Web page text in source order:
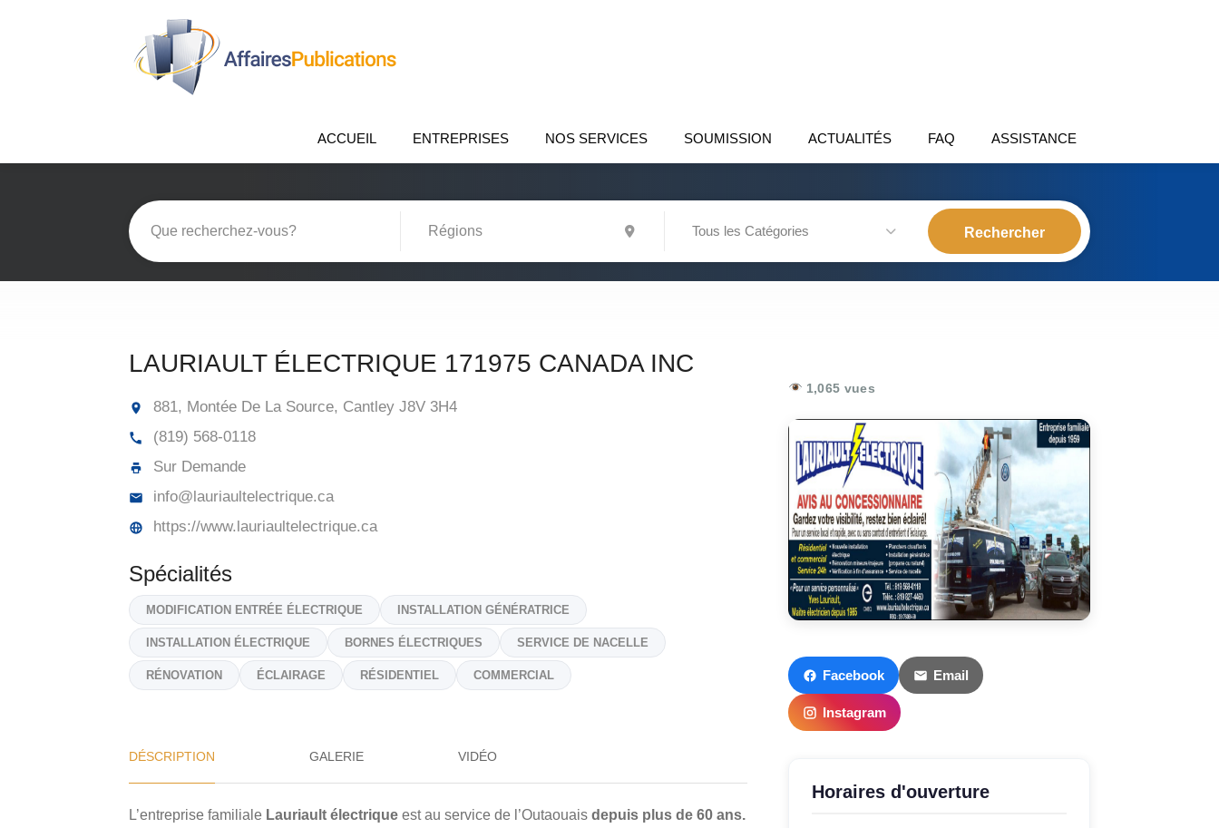
ACCUEIL ENTREPRISES NOS SERVICES SOUMISSION ACTUALITÉS FAQ ASSISTANCE
Tous les Catégories
LAURIAULT ÉLECTRIQUE 171975 CANADA INC
881, Montée De La Source, Cantley J8V 3H4
(819) 568-0118
Sur Demande
info@lauriaultelectrique.ca
https://www.lauriaultelectrique.ca
Spécialités
MODIFICATION ENTRÉE ÉLECTRIQUE INSTALLATION GÉNÉRATRICE
INSTALLATION ÉLECTRIQUE BORNES ÉLECTRIQUES SERVICE DE NACELLE
RÉNOVATION ÉCLAIRAGE RÉSIDENTIEL COMMERCIAL
DÉSCRIPTION GALERIE VIDÉO
L’entreprise familiale Lauriault électrique est au service de l’Outaouais depuis plus de 60 ans.
1,065 vues
Facebook Email
Instagram
Horaires d'ouverture